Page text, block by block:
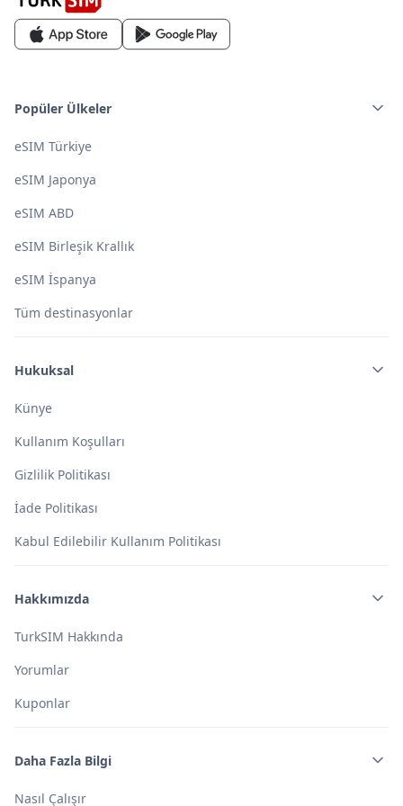
Popüler Ülkeler
eSIM Türkiye
eSIM Japonya
eSIM ABD
eSIM Birleşik Krallık
eSIM İspanya
Tüm destinasyonlar
Hukuksal
Künye
Kullanım Koşulları
Gizlilik Politikası
İade Politikası
Kabul Edilebilir Kullanım Politikası
Hakkımızda
TurkSIM Hakkında
Yorumlar
Kuponlar
Daha Fazla Bilgi
Nasıl Çalışır